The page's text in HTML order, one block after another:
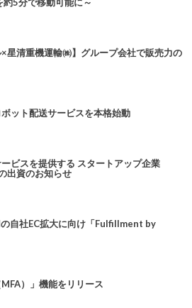
5分で移動可能に～
×星清重機運輸㈱】グループ会社で販売力の
ット配送サービスを本格始動
ビスを提供する スタートアップ企業
出資のお知らせ
自社EC拡大に向け「Fulfillment by
）」機能をリリース